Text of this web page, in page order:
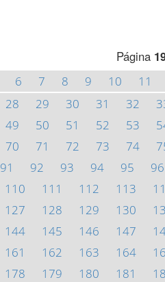
Página
6 7 8 9 10 11
28 29 30 31 32
49 50 51 52 53
70 71 72 73 74
91 92 93 94 95 96
110 111 112 113
127 128 129 130
144 145 146 147
161 162 163 164
178 179 180 181